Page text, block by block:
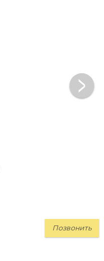
Позвонить